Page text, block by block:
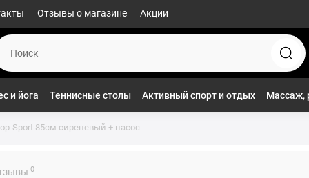
Отзывы о магазине Акции
и йога Теннисные столы Активный спорт и отдых Массаж,
Sport 85см сиреневый + насос
0